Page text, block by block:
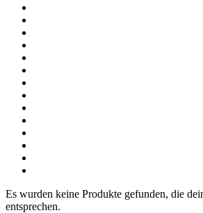
Es wurden keine Produkte gefunden, die
entsprechen.